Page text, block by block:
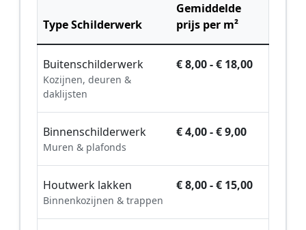
Type Schilderwerk
Gemiddelde
prijs per m²
Buitenschilderwerk
Kozijnen, deuren &
daklijsten
€ 8,00 - € 18,00
Binnenschilderwerk
Muren & plafonds
€ 4,00 - € 9,00
Houtwerk lakken
Binnenkozijnen & trappen
€ 8,00 - € 15,00